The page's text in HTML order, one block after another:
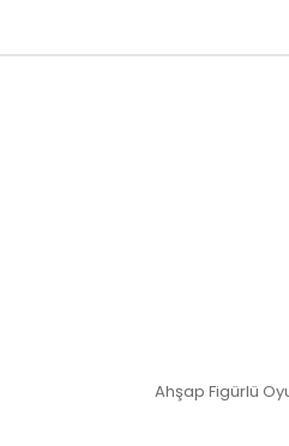
Ahşap Figürlü